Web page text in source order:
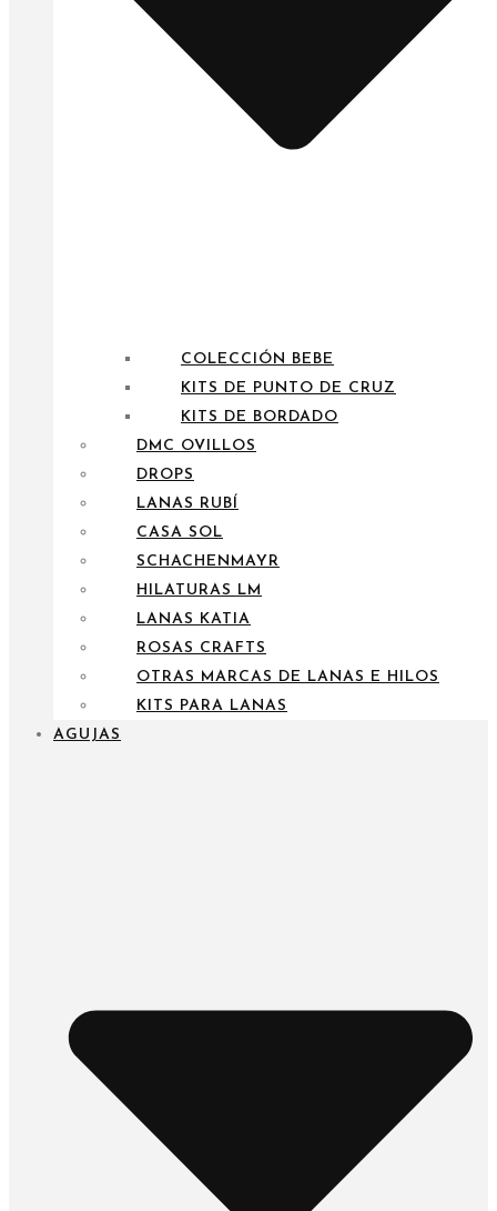
COLECCIÓN BEBE
KITS DE PUNTO DE CRUZ
KITS DE BORDADO
DMC OVILLOS
DROPS
LANAS RUBÍ
CASA SOL
SCHACHENMAYR
HILATURAS LM
LANAS KATIA
ROSAS CRAFTS
OTRAS MARCAS DE LANAS E HILOS
KITS PARA LANAS
AGUJAS